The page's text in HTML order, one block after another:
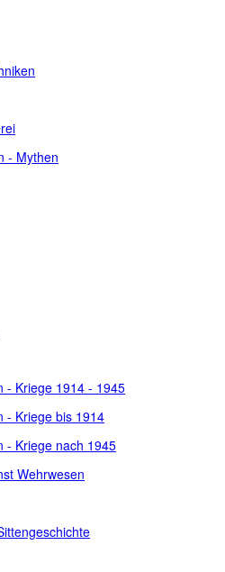
- Mythen
- Kriege 1914 - 1945
- Kriege bis 1914
- Kriege nach 1945
Wehrwesen